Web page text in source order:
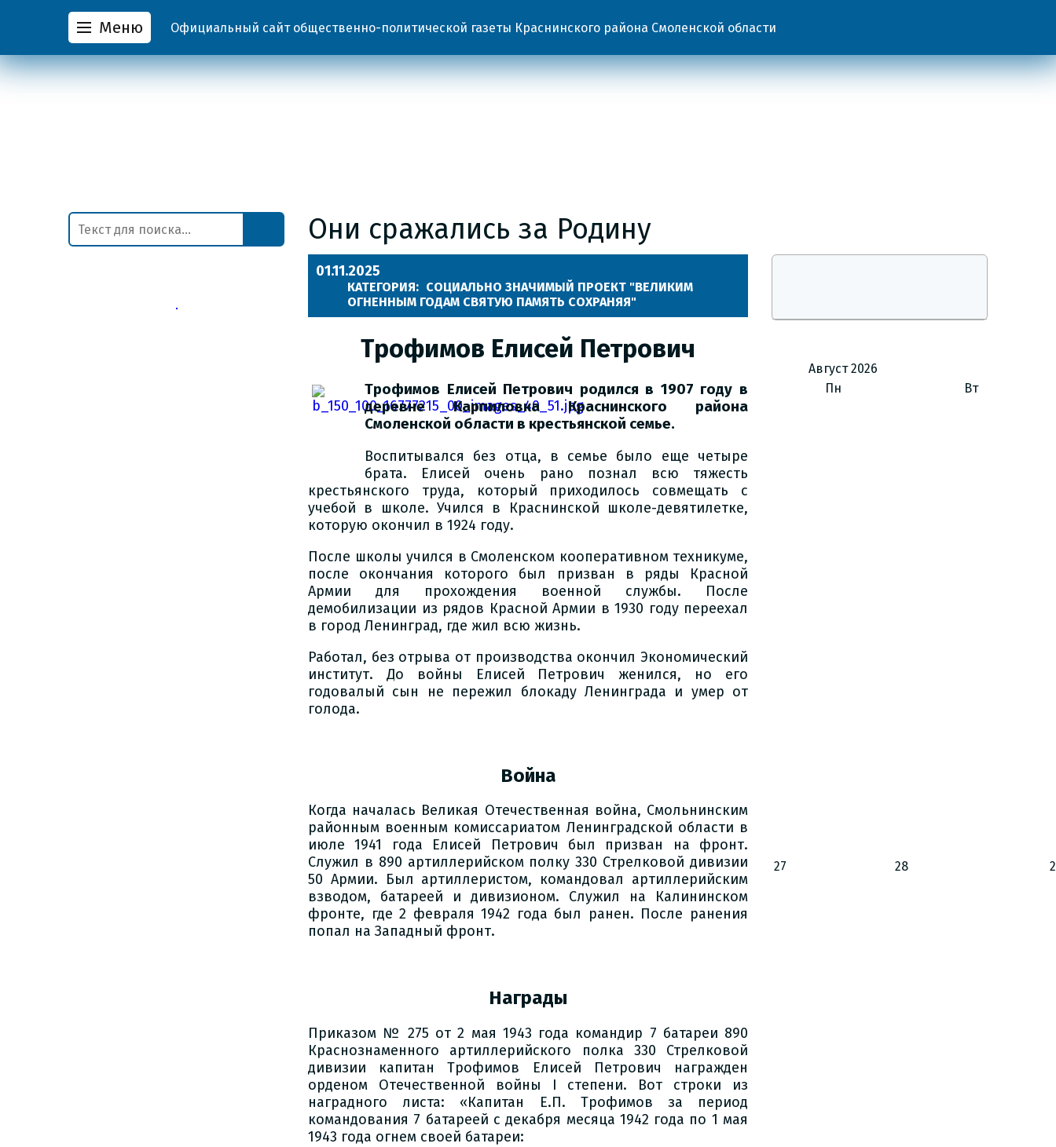
Меню Официальный сайт общественно-политической газеты Краснинского района Смоленской области
Они сражались за Родину
01.11.2025
КАТЕГОРИЯ: СОЦИАЛЬНО ЗНАЧИМЫЙ ПРОЕКТ "ВЕЛИКИМ
ОГНЕННЫМ ГОДАМ СВЯТУЮ ПАМЯТЬ СОХРАНЯЯ"
Трофимов Елисей Петрович
Трофимов Елисей Петрович родился в 1907 году в
деревне Карпиловка Краснинского района
Смоленской области в крестьянской семье.
Воспитывался без отца, в семье было еще четыре
брата. Елисей очень рано познал всю тяжесть
крестьянского труда, который приходилось совмещать с
учебой в школе. Учился в Краснинской школе-девятилетке,
которую окончил в 1924 году.
После школы учился в Смоленском кооперативном техникуме,
после окончания которого был призван в ряды Красной
Армии для прохождения военной службы. После
демобилизации из рядов Красной Армии в 1930 году переехал
в город Ленинград, где жил всю жизнь.
Работал, без отрыва от производства окончил Экономический
институт. До войны Елисей Петрович женился, но его
годовалый сын не пережил блокаду Ленинграда и умер от
голода.
Война
Когда началась Великая Отечественная война, Смольнинским
районным военным комиссариатом Ленинградской области в
июле 1941 года Елисей Петрович был призван на фронт.
Служил в 890 артиллерийском полку 330 Стрелковой дивизии
50 Армии. Был артиллеристом, командовал артиллерийским
взводом, батареей и дивизионом. Служил на Калининском
фронте, где 2 февраля 1942 года был ранен. После ранения
попал на Западный фронт.
Награды
Приказом № 275 от 2 мая 1943 года командир 7 батареи 890
Краснознаменного артиллерийского полка 330 Стрелковой
дивизии капитан Трофимов Елисей Петрович награжден
орденом Отечественной войны I степени. Вот строки из
наградного листа: «Капитан Е.П. Трофимов за период
командования 7 батареей с декабря месяца 1942 года по 1 мая
1943 года огнем своей батареи:
Август 2026
Пн
Вт
27 28